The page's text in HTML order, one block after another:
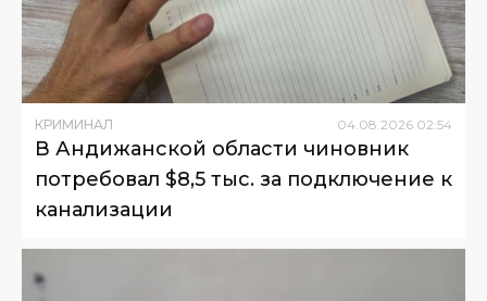
КРИМИНАЛ 04.08.2026 02:54
В Андижанской области чиновник
потребовал $8,5 тыс. за подключение к
канализации